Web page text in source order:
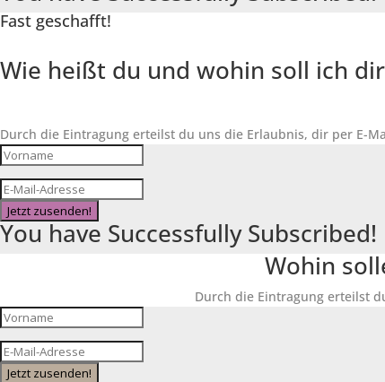
Fast geschafft!
Wie heißt du und wohin soll ich
Durch die Eintragung erteilst du uns die Erlaubnis, dir per E-
Jetzt zusenden!
You have Successfully Subscribed!
Wohin
Durch die Eintragung erteilst
Jetzt zusenden!